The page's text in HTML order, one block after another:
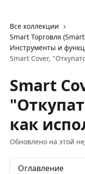
Все коллекции
Smart Торговля
Инструменты и
Smart Cover,
Smart
как
Обновлено на этой
Оглавление